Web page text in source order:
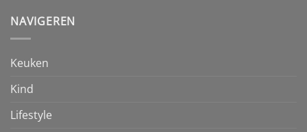
NAVIGEREN
Keuken
Kind
Lifestyle